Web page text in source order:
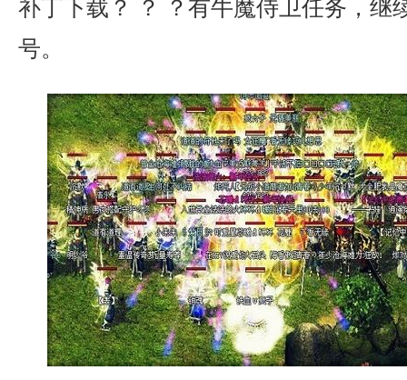
补丁下载？ ？ ？有牛魔侍卫任务，继
号。